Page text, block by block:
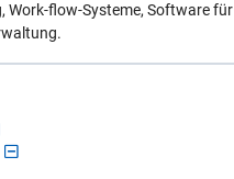
flow-Systeme, Software für